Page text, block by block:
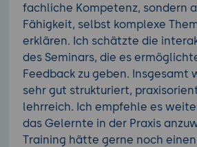
fachliche Kompetenz, sondern
Fähigkeit, selbst komplexe
erklären. Ich schätzte die
des Seminars, die es
Feedback zu geben. Insgesamt
sehr gut strukturiert,
lehrreich. Ich empfehle es
das Gelernte in der Praxis
Training hätte gerne noch